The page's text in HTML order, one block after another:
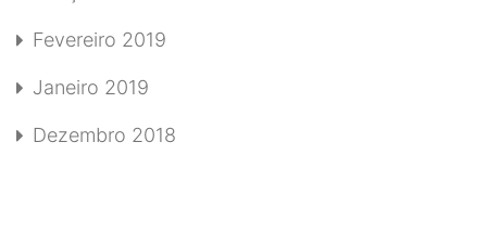
Fevereiro 2019
Janeiro 2019
Dezembro 2018